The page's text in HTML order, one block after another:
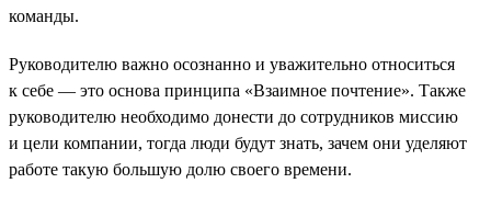
команды.
Руководителю важно осознанно и уважительно относиться
к себе — это основа принципа «Взаимное почтение». Также
руководителю необходимо донести до сотрудников миссию
и цели компании, тогда люди будут знать, зачем они уделяют
работе такую большую долю своего времени.